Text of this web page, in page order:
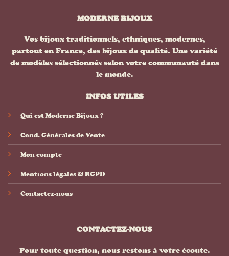
MODERNE BIJOUX
Vos bijoux traditionnels, ethniques, modernes,
partout en France, des bijoux de qualité. Une variété
de modèles sélectionnés selon votre communauté dans
le monde.
INFOS UTILES
Qui est Moderne Bijoux ?
Cond. Générales de Vente
Mon compte
Mentions légales & RGPD
Contactez-nous
CONTACTEZ-NOUS
Pour toute question, nous restons à votre écoute.